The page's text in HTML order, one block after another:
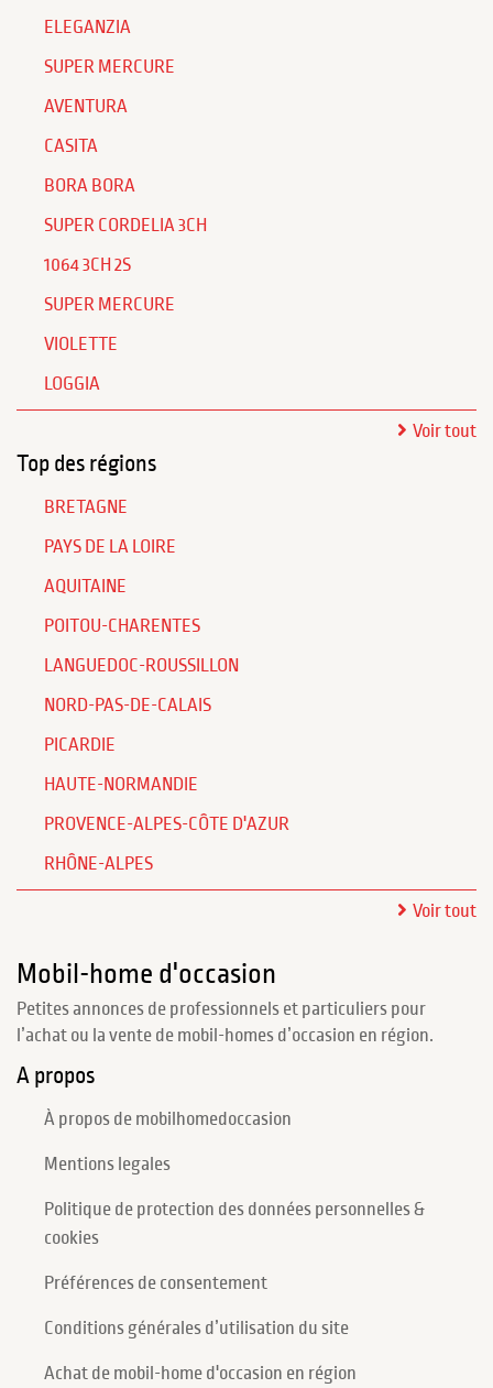
ELEGANZIA
SUPER MERCURE
AVENTURA
CASITA
BORA BORA
SUPER CORDELIA 3CH
1064 3CH 2S
SUPER MERCURE
VIOLETTE
LOGGIA
Voir tout
Top des régions
BRETAGNE
PAYS DE LA LOIRE
AQUITAINE
POITOU-CHARENTES
LANGUEDOC-ROUSSILLON
NORD-PAS-DE-CALAIS
PICARDIE
HAUTE-NORMANDIE
PROVENCE-ALPES-CÔTE D'AZUR
RHÔNE-ALPES
Voir tout
Mobil-home d'occasion
Petites annonces de professionnels et particuliers pour
l’achat ou la vente de mobil-homes d’occasion en région.
A propos
À propos de mobilhomedoccasion
Mentions legales
Politique de protection des données personnelles &
cookies
Préférences de consentement
Conditions générales d’utilisation du site
Achat de mobil-home d'occasion en région